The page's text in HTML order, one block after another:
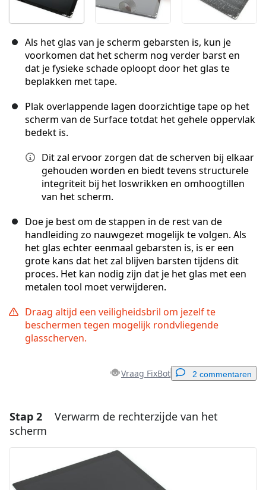
Als het glas van je scherm gebarsten is, kun je
voorkomen dat het scherm nog verder barst en
dat je fysieke schade oploopt door het glas te
beplakken met tape.
Plak overlappende lagen doorzichtige tape op het
scherm van de Surface totdat het gehele oppervlak
bedekt is.
Dit zal ervoor zorgen dat de scherven bij elkaar
gehouden worden en biedt tevens structurele
integriteit bij het loswrikken en omhoogtillen
van het scherm.
Doe je best om de stappen in de rest van de
handleiding zo nauwgezet mogelijk te volgen. Als
het glas echter eenmaal gebarsten is, is er een
grote kans dat het zal blijven barsten tijdens dit
proces. Het kan nodig zijn dat je het glas met een
metalen tool moet verwijderen.
Draag altijd een veiligheidsbril om jezelf te
beschermen tegen mogelijk rondvliegende
glasscherven.
Vraag FixBot 2 commentaren
Voeg een opmerking toe
Voeg opmerking toe
Stap 2
Verwarm de rechterzijde van het
scherm